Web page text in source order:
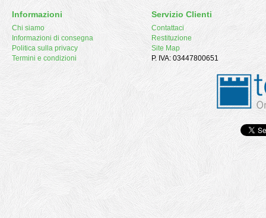
Informazioni
Chi siamo
Informazioni di consegna
Politica sulla privacy
Termini e condizioni
Servizio Clienti
Contattaci
Restituzione
Site Map
P. IVA: 03447800651